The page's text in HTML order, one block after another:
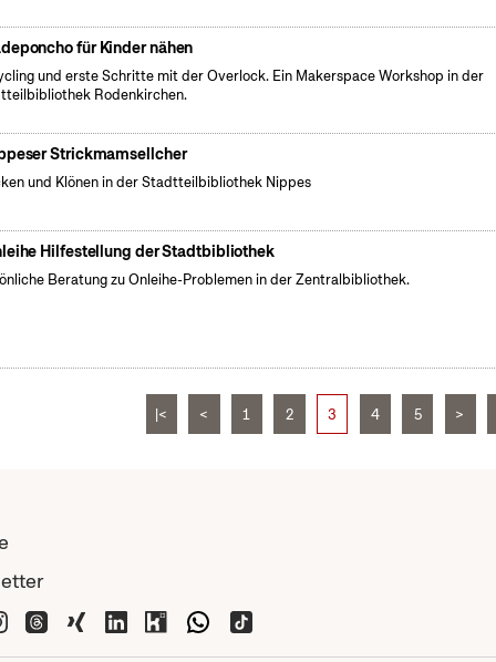
für Kinder nähen
und erste Schritte mit der Overlock. Ein Makerspace Workshop in der
Rodenkirchen.
Strickmamsellcher
und Klönen in der Stadtteilbibliothek Nippes
Hilfestellung der Stadtbibliothek
Beratung zu Onleihe-Problemen in der Zentralbibliothek.
|< < 1 2 3 4 5 >